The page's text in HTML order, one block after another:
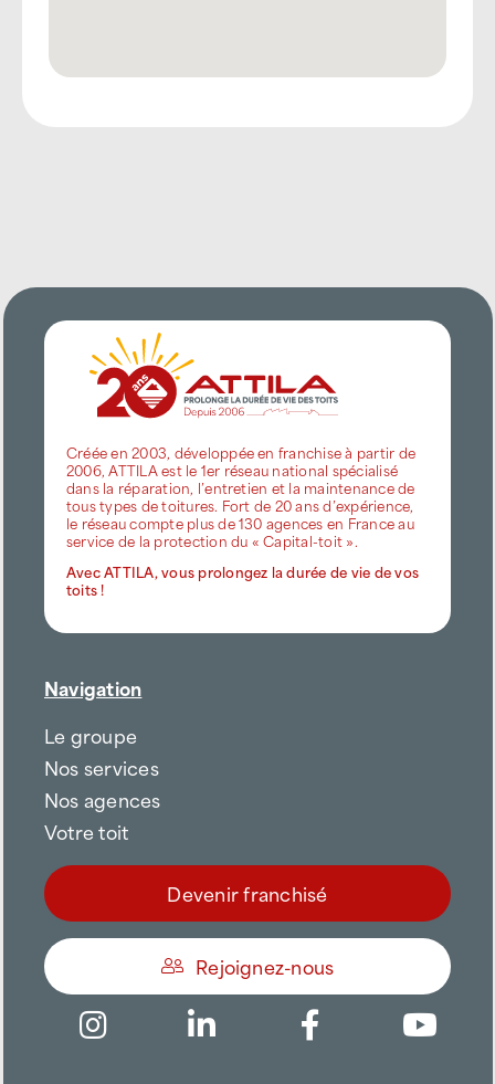
Créée en 2003, développée en franchise à partir de
2006, ATTILA est le 1er réseau national spécialisé
dans la réparation, l’entretien et la maintenance de
tous types de toitures. Fort de 20 ans d’expérience,
le réseau compte plus de 130 agences en France au
service de la protection du « Capital-toit ».
Avec ATTILA, vous prolongez la durée de vie de vos
toits !
Navigation
Le groupe
Nos services
Nos agences
Votre toit
Devenir franchisé
Rejoignez-nous